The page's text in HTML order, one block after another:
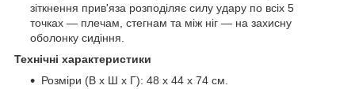
зіткнення прив'яза розподіляє силу удару по всіх 5
точках — плечам, стегнам та між ніг — на захисну
оболонку сидіння.
Технічні характеристики
Розміри (В x Ш x Г): 48 x 44 x 74 см.